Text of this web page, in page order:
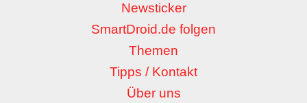
Newsticker
SmartDroid.de folgen
Themen
Tipps / Kontakt
Über uns